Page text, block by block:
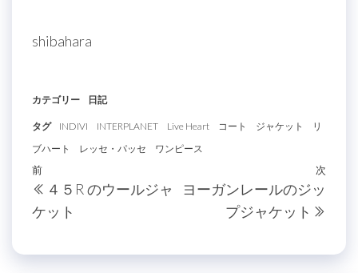
shibahara
カテゴリー 日記
タグ INDIVI INTERPLANET Live Heart コート ジャケット
リ
ブハート
レッセ・パッセ ワンピース
投
稿
ナ
ビ
過
去
の
前
４５R のウールジャ
ケット
次
次
ヨーガンレールのジッ
プジャケット